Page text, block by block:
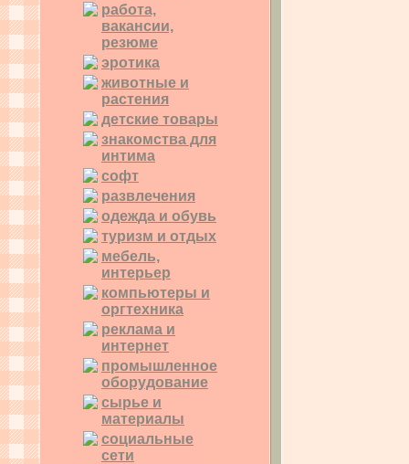
работа,
вакансии,
резюме
эротика
животные и
растения
детские товары
знакомства для
интима
софт
развлечения
одежда и обувь
туризм и отдых
мебель,
интерьер
компьютеры и
оргтехника
реклама и
интернет
промышленное
оборудование
сырье и
материалы
социальные
сети